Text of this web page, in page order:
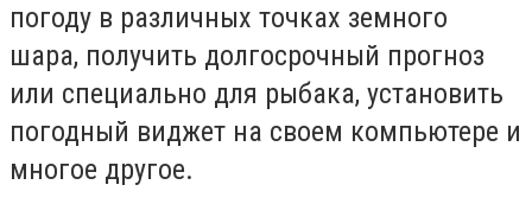
погоду в различных точках земного
шара, получить долгосрочный прогноз
или специально для рыбака, установить
погодный виджет на своем компьютере и
многое другое.